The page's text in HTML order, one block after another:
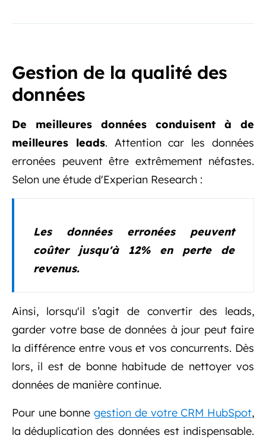
Gestion de la qualité des
données
De meilleures données conduisent à de
meilleures leads. Attention car les données
erronées peuvent être extrêmement néfastes.
Selon une étude d'Experian Research :
Les données erronées peuvent
coûter jusqu'à 12% en perte de
revenus.
Ainsi, lorsqu'il s’agit de convertir des leads,
garder votre base de données à jour peut faire
la différence entre vous et vos concurrents. Dès
lors, il est de bonne habitude de nettoyer vos
données de manière continue.
Pour une bonnegestion de votre CRM HubSpot,
la déduplication des données est indispensable.